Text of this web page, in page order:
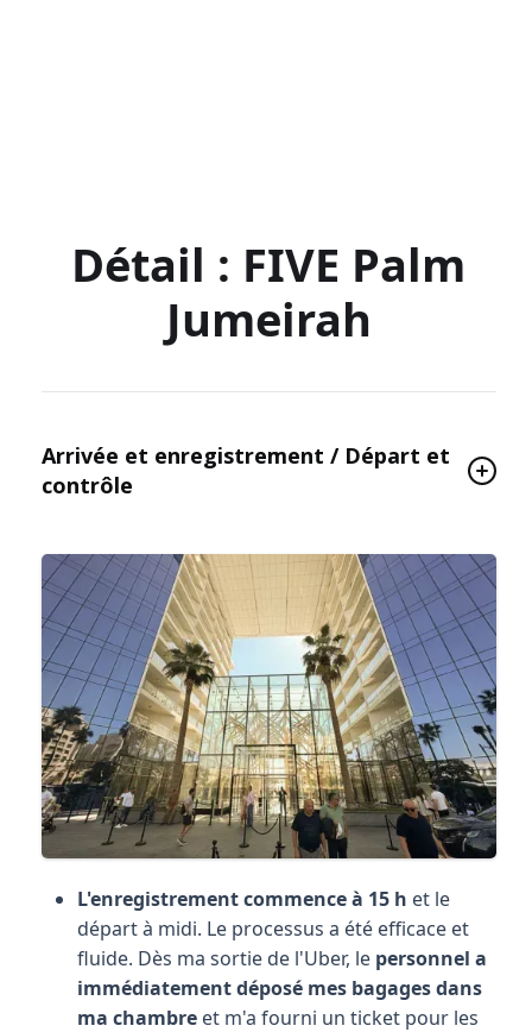
Détail : FIVE Palm
Jumeirah
Arrivée et enregistrement / Départ et
contrôle
L'enregistrement commence à 15 h et le
départ à midi. Le processus a été efficace et
fluide. Dès ma sortie de l'Uber, le personnel a
immédiatement déposé mes bagages dans
ma chambreet m'a fourni un ticket pour les